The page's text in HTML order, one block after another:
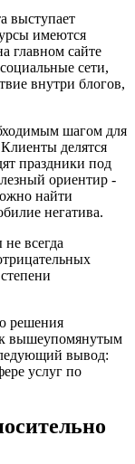
выступает
имеются
главном сайте
сети,
внутри блогов,
шагом для
делятся
праздники под
ориентир -
найти
негатива.
всегда
решения
к вышеупомянутым
вывод:
услуг по